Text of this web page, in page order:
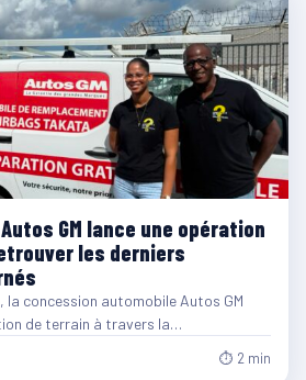
GM lance une opération
les derniers
la concession automobile Autos GM
de terrain à travers la…
⏱ 2 min